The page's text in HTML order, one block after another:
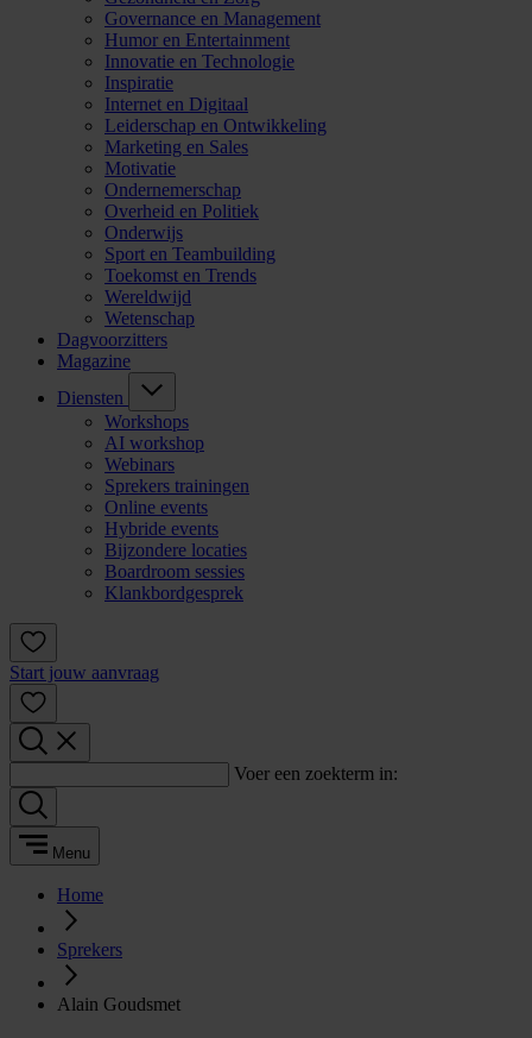
Governance en Management
Humor en Entertainment
Innovatie en Technologie
Inspiratie
Internet en Digitaal
Leiderschap en Ontwikkeling
Marketing en Sales
Motivatie
Ondernemerschap
Overheid en Politiek
Onderwijs
Sport en Teambuilding
Toekomst en Trends
Wereldwijd
Wetenschap
Dagvoorzitters
Magazine
Diensten
Workshops
AI workshop
Webinars
Sprekers trainingen
Online events
Hybride events
Bijzondere locaties
Boardroom sessies
Klankbordgesprek
Start jouw aanvraag
Voer een zoekterm in:
Menu
Home
Sprekers
Alain Goudsmet